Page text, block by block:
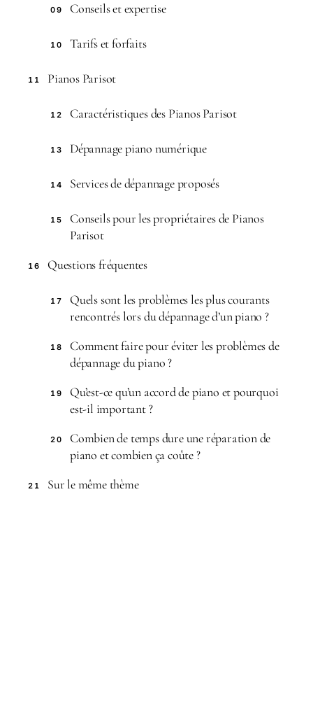
09 Conseils et expertise
10 Tarifs et forfaits
11 Pianos Parisot
12 Caractéristiques des Pianos Parisot
13 Dépannage piano numérique
14 Services de dépannage proposés
15
Conseils pour les propriétaires de Pianos
Parisot
16 Questions fréquentes
17
Quels sont les problèmes les plus courants
rencontrés lors du dépannage d’un piano ?
18
Comment faire pour éviter les problèmes de
dépannage du piano ?
19
Qu’est-ce qu’un accord de piano et pourquoi
est-il important ?
20
Combien de temps dure une réparation de
piano et combien ça coûte ?
21 Sur le même thème